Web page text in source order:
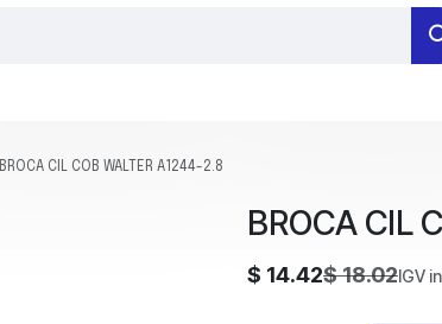
BROCA CIL COB WALTER A1244-2.8
BROCA CIL
$ 14.42$18.02IGV